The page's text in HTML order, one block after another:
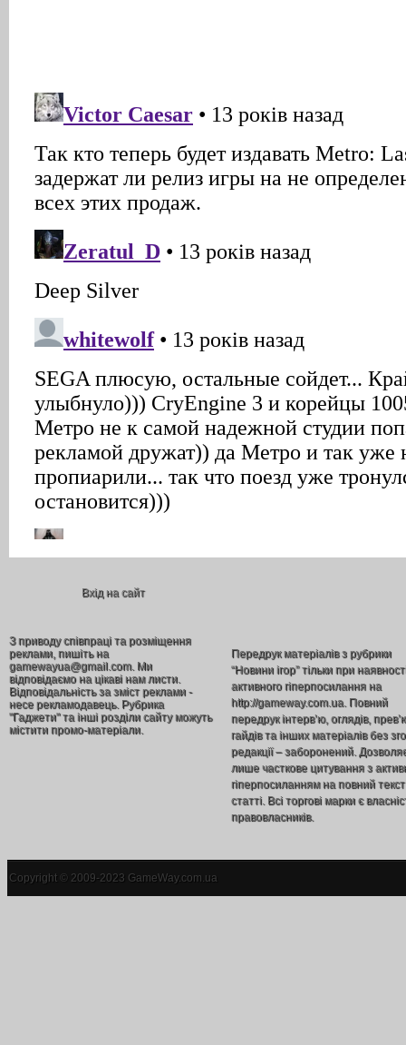
Вхід на сайт
З приводу співпраці та розміщення
реклами, пишіть на
gamewayua@gmail.com. Ми
відповідаємо на цікаві нам листи.
Відповідальність за зміст реклами -
несе рекламодавець. Рубрика
"Гаджети" та інші розділи сайту можуть
містити промо-матеріали.
Передрук матеріалів з рубрики
“Новини ігор” тільки при
активного гіперпосилання на
http://gameway.com.ua. Повний
передрук інтерв’ю, оглядів,
гайдів та інших матеріалів без
редакції – заборонений.
лише часткове цитування з
гіперпосиланням на повний текст
статті. Всі торгові марки є
правовласників.
Copyright © 2009-2023 GameWay.com.ua